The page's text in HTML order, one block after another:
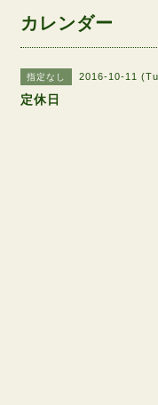
カレンダー
指定なし 2016-10-11
定休日